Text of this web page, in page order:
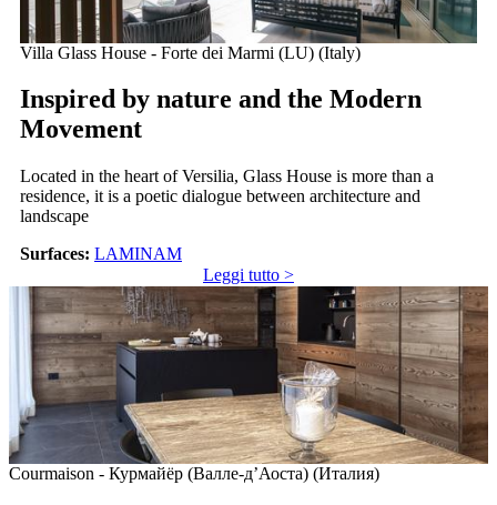
Villa Glass House - Forte dei Marmi (LU) (Italy)
Inspired by nature and the Modern
Movement
Located in the heart of Versilia, Glass House is more than a
residence, it is a poetic dialogue between architecture and
landscape
Surfaces: LAMINAM
Leggi tutto >
Courmaison - Курмайёр (Валле-д’Аоста) (Италия)